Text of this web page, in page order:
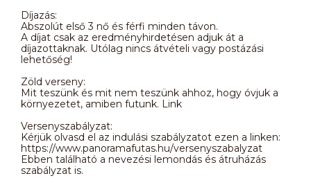
Díjazás:
Abszolút első 3 nő és férfi minden távon.
A díjat csak az eredményhirdetésen adjuk át a
díjazottaknak. Utólag nincs átvételi vagy postázási
lehetőség!
Zöld verseny:
Mit teszünk és mit nem teszünk ahhoz, hogy óvjuk a
környezetet, amiben futunk. Link
Versenyszabályzat:
Kérjük olvasd el az indulási szabályzatot ezen a linken:
https://www.panoramafutas.hu/versenyszabalyzat
Ebben található a nevezési lemondás és átruházás
szabályzat is.